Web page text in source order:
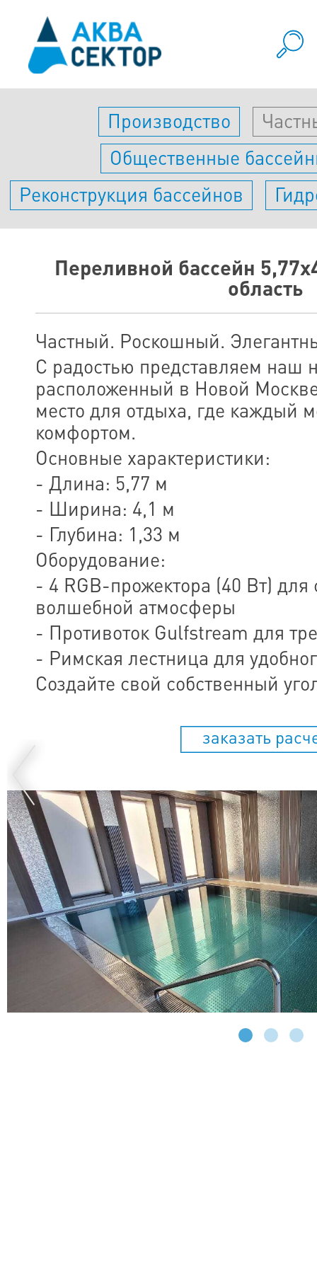
Производство
Общественные
Реконструкция бассейнов
Переливной бассейн
область
Частный. Роскошный.
С радостью представляем наш
расположенный в Новой
место для отдыха, где каждый
комфортом.
Основные характеристики:
- Длина: 5,77 м
- Ширина: 4,1 м
- Глубина: 1,33 м
Оборудование:
- 4 RGB-прожектора (40 Вт) для
волшебной атмосферы
- Противоток Gulfstream для
- Римская лестница для
Создайте свой собственный
заказать